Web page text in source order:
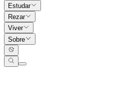
Estudar
Rezar
Viver
Sobre